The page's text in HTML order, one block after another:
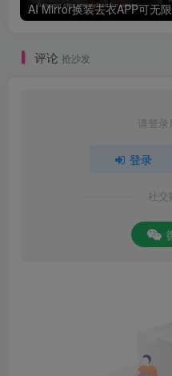
评论 抢沙发
请登
登录
社交